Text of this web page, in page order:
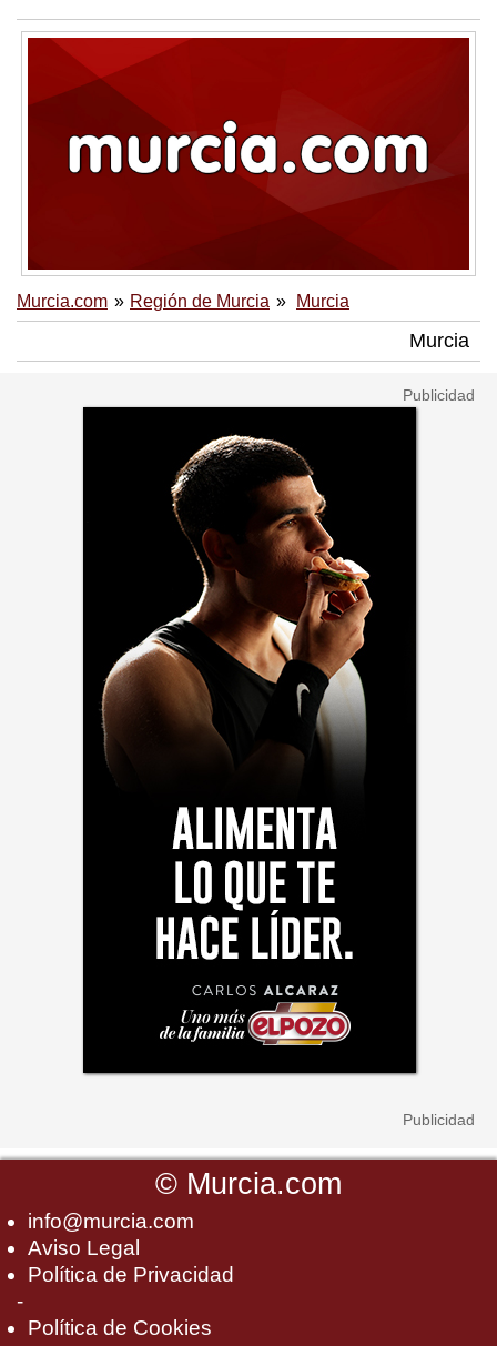
Murcia.com Región de Murcia Murcia
Murcia
© Murcia.com
info@murcia.com
Aviso Legal
Política de Privacidad
-
Política de Cookies